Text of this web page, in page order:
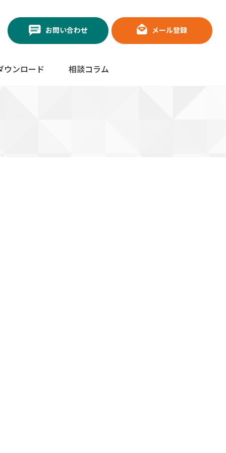
ウンロード 相談コラム
お問い合わせ メール登録